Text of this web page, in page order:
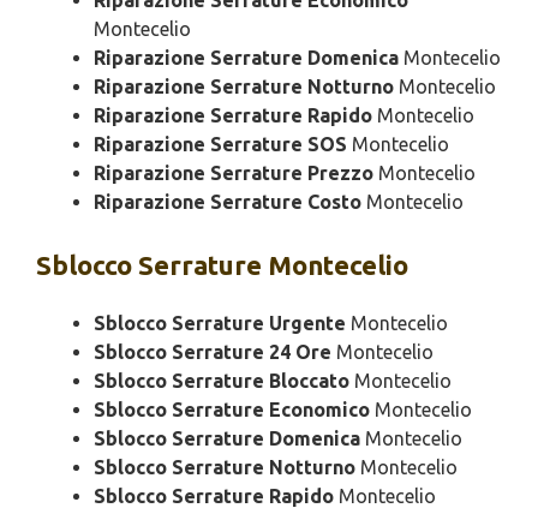
Montecelio
Riparazione Serrature Domenica Montecelio
Riparazione Serrature Notturno Montecelio
Riparazione Serrature Rapido Montecelio
Riparazione Serrature SOS Montecelio
Riparazione Serrature Prezzo Montecelio
Riparazione Serrature Costo Montecelio
Sblocco Serrature Montecelio
Sblocco Serrature Urgente Montecelio
Sblocco Serrature 24 Ore Montecelio
Sblocco Serrature Bloccato Montecelio
Sblocco Serrature Economico Montecelio
Sblocco Serrature Domenica Montecelio
Sblocco Serrature Notturno Montecelio
Sblocco Serrature Rapido Montecelio